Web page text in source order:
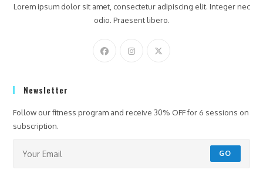
Lorem ipsum dolor sit amet, consectetur adipiscing elit. Integer nec
odio. Praesent libero.
Newsletter
Follow our fitness program and receive 30% OFF for 6 sessions on
subscription.
GO